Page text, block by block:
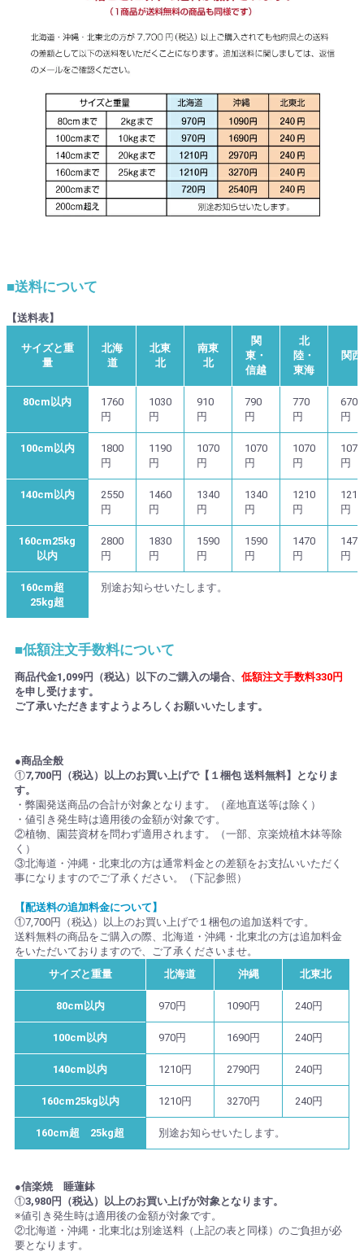
■送料について
【送料表】
サイズと重
量
北海
道
北東
北
南東
北
関
東・
信越
北
陸・
東海
関西
80cm以内
1760
円
1030
円
910
円
790
円
770
円
670
円
100cm以内
1800
円
1190
円
1070
円
1070
円
1070
円
1070
円
140cm以内
2550
円
1460
円
1340
円
1340
円
1210
円
1210
円
160cm25kg
以内
2800
円
1830
円
1590
円
1590
円
1470
円
1470
円
160cm超
25kg超
別途お知らせいたします。
■低額注文手数料について
商品代金1,099円（税込）以下のご購入の場合、 低額注文手数料330円
を申し受けます。
ご了承いただきますようよろしくお願いいたします。
●商品全般
①7,700円（税込）以上のお買い上げで【１梱包 送料無料】となりま
す。
・弊園発送商品の合計が対象となります。（産地直送等は除く）
・値引き発生時は適用後の金額が対象です。
②植物、園芸資材を問わず適用されます。（一部、京楽焼植木鉢等除
く）
③北海道・沖縄・北東北の方は通常料金との差額をお支払いいただく
事になりますのでご了承ください。（下記参照）
【配送料の追加料金について】
①7,700円（税込）以上のお買い上げで１梱包の追加送料です。
送料無料の商品をご購入の際、北海道・沖縄・北東北の方は追加料金
をいただいておりますので、ご了承くださいませ。
サイズと重量
北海道 沖縄 北東北
80cm以内 970円 1090円 240円
100cm以内 970円 1690円 240円
140cm以内 1210円 2790円 240円
160cm25kg以内 1210円 3270円 240円
160cm超 25kg超 別途お知らせいたします。
●信楽焼 睡蓮鉢
①3,980円（税込）以上のお買い上げが対象となります。
※値引き発生時は適用後の金額が対象です。
②北海道・沖縄・北東北は別途送料（上記の表と同様）のご負担が必
要となります。